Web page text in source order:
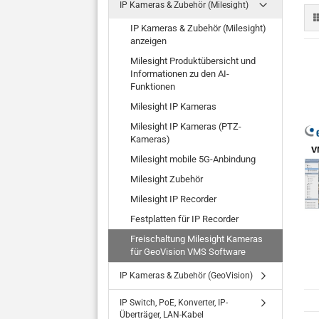
IP Kameras & Zubehör (Milesight)
IP Kameras & Zubehör (Milesight)
anzeigen
Milesight Produktübersicht und
Informationen zu den AI-
Funktionen
Milesight IP Kameras
Milesight IP Kameras (PTZ-
Kameras)
Milesight mobile 5G-Anbindung
Milesight Zubehör
Milesight IP Recorder
Festplatten für IP Recorder
Freischaltung Milesight Kameras
für GeoVision VMS Software
IP Kameras & Zubehör (GeoVision)
IP Switch, PoE, Konverter, IP-
Überträger, LAN-Kabel